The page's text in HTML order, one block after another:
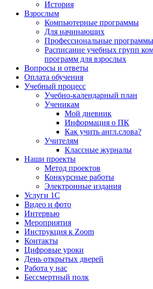
История
Взрослым
Компьютерные программы
Для начинающих
Профессиональные программы
Расписание учебных групп
программ для взрослых
Вопросы и ответы
Оплата обучения
Учебный процесс
Учебно-календарный план
Ученикам
Мой дневник
Информация о ПК
Как учить англ.слова?
Учителям
Классные журналы
Наши проекты
Метод проектов
Конкурсные работы
Электронные издания
Услуги 1C
Видео и фото
Интервью
Мероприятия
Инструкция к Zoom
Контакты
Цифровые уроки
День открытых дверей
Работа у нас
Бессмертный полк